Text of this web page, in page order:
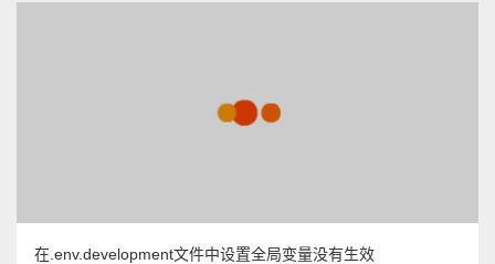
在.env.development文件中设置全局变量没有生效